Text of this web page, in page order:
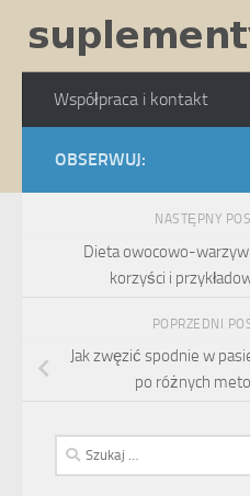
Skip to content
Współpraca i kontakt
OBSERWUJ:
NASTĘPNY
Dieta owocowo-
korzyści i
POPRZEDNI
Jak zwęzić spodnie w
po różnych
Szukaj: